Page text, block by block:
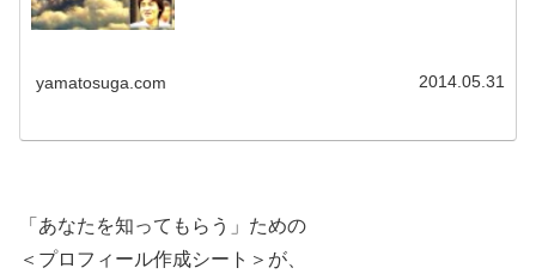
yamatosuga.com 2014.05.31
「あなたを知ってもらう」ための
＜プロフィール作成シート＞が、